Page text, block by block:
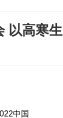
以高寒生
中国